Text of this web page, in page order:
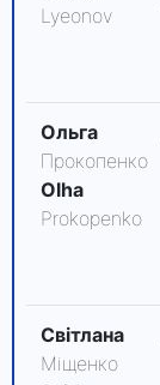
Lyeonov
Ольга
Прокопенко
Olha
Prokopenko
Світлана
Міщенко